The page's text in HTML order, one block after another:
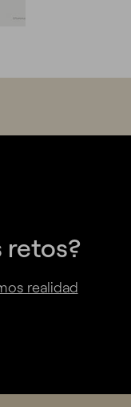
retos?
realidad